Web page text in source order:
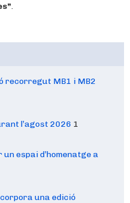
.
recorregut MB1 i MB2
l’agost 2026 1
espai d’homenatge a
una edició